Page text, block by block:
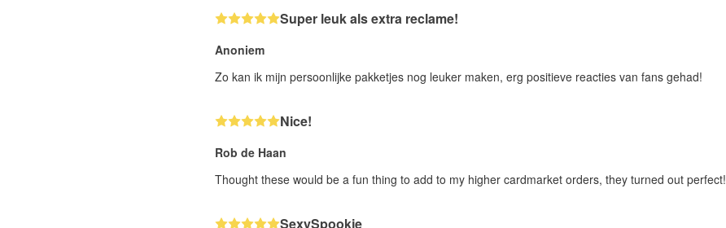
Super leuk als extra reclame!
Anoniem
Zo kan ik mijn persoonlijke pakketjes nog leuker maken, erg positieve reacties van fans gehad!
Nice!
Rob de Haan
Thought these would be a fun thing to add to my higher cardmarket orders, they turned out perfect!
SexySpookje